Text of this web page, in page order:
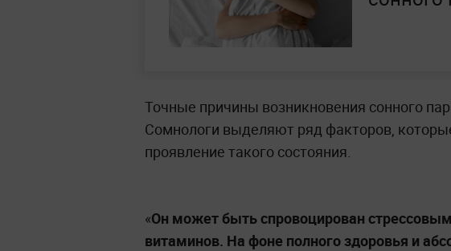
Точные причины возникновения сонного
Сомнологи выделяют ряд факторов,
проявление такого состояния.
«Он может быть спровоцирован
витаминов. На фоне полного здоровья и